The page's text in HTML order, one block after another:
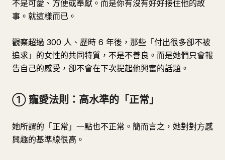
不是可愛、方便或奉獻。而是你有沒有好好接住他的故
事。就這樣而已。
觀察超過 300 人、歷時 6 年後，那些「付出很多卻不被
追求」的女性的共同特質，不是不善良。而是她們只會報
告自己的感受，卻不會在下次提起他興奮的話題。
① 寵愛法則：高水準的「正常」
她所謂的「正常」一點也不正常。簡而言之，她對對方感
興趣的基準線很高。